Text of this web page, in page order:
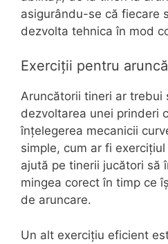
asigurându-se că fiecare
dezvolta tehnica în mod
Exerciții pentru
Aruncătorii tineri ar trebui
dezvoltarea unei prinderi
înțelegerea mecanicii
simple, cum ar fi exercițiul
ajută pe tinerii jucători să
mingea corect în timp ce
de aruncare.
Un alt exercițiu eficient